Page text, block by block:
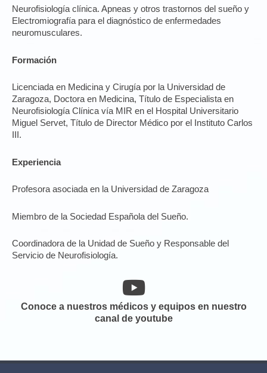
Neurofisiología clínica. Apneas y otros trastornos del sueño y
Electromiografía para el diagnóstico de enfermedades
neuromusculares.
Formación
Licenciada en Medicina y Cirugía por la Universidad de
Zaragoza, Doctora en Medicina, Título de Especialista en
Neurofisiología Clínica vía MIR en el Hospital Universitario
Miguel Servet, Título de Director Médico por el Instituto Carlos
III.
Experiencia
Profesora asociada en la Universidad de Zaragoza
Miembro de la Sociedad Española del Sueño.
Coordinadora de la Unidad de Sueño y Responsable del
Servicio de Neurofisiología.
Conoce a nuestros médicos y equipos en nuestro
canal de youtube